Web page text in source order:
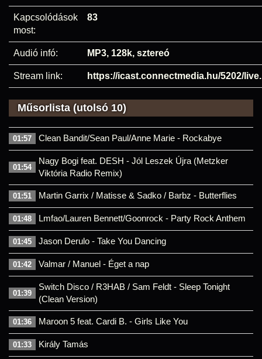
Kapcsolódások
most:
83
Audió infó: MP3, 128k, sztereó
Stream link: https://icast.connectmedia.hu/5202/
Műsorlista (utolsó 10)
01:57 Clean Bandit/Sean Paul/Anne Marie - Rockabye
01:54
Nagy Bogi feat. DESH - Jól Leszek Újra (Metzker
Viktória Radio Remix)
01:51 Martin Garrix / Matisse & Sadko / Barbz - Butterflies
01:48 Lmfao/Lauren Bennett/Goonrock - Party Rock Anthem
01:45 Jason Derulo - Take You Dancing
01:42 Valmar / Manuel - Éget a nap
01:39
Switch Disco / R3HAB / Sam Feldt - Sleep Tonight
(Clean Version)
01:36 Maroon 5 feat. Cardi B. - Girls Like You
01:33 Király Tamás